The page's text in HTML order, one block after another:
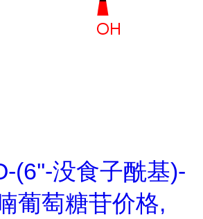
(6''-没食子酰基)-
葡萄糖苷价格,